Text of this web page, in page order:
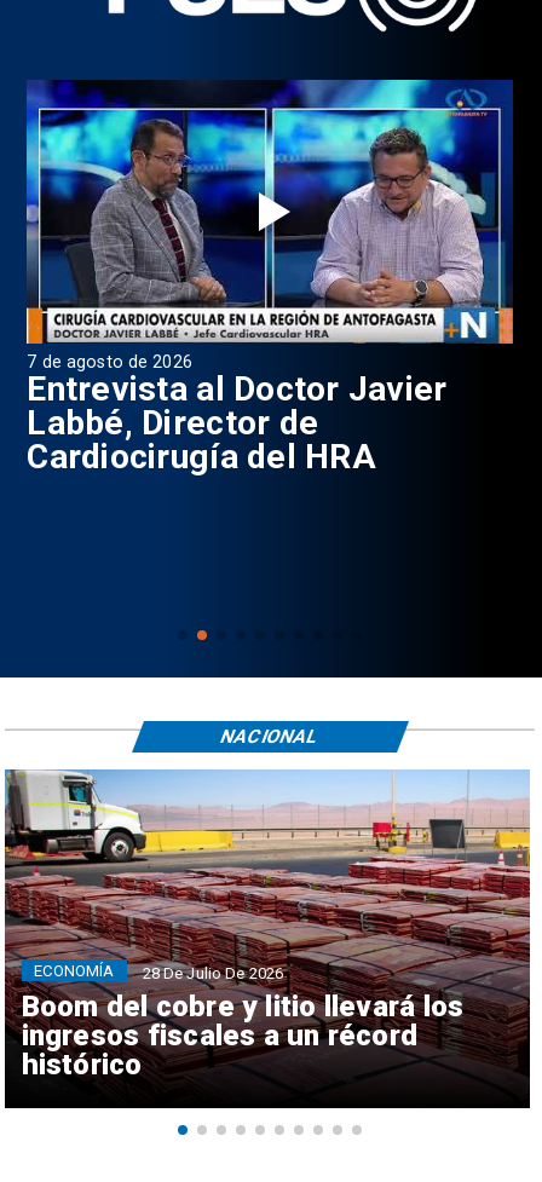
7 de agosto de 2026
Entrevista al Doctor Javier
Labbé, Director de
Cardiocirugía del HRA
Boom del cobre y litio llevará los
ingresos fiscales a un récord
histórico
ECONOMÍA 28 De Julio De 2026
NACIONAL